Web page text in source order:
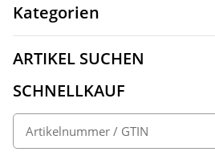
Kategorien
ARTIKEL SUCHEN
SCHNELLKAUF